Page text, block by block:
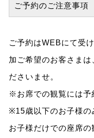
ご予約のご注意事項
ご予約はWEBにて受
加ご希望のお客さまは
ださいませ。
※お席での観覧には予
※15歳以下のお子様の
お子様だけでの座席